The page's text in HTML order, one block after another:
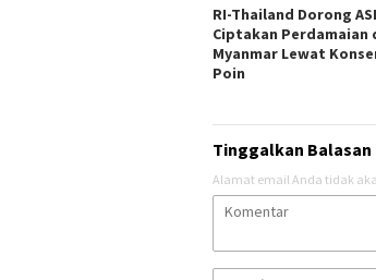
RI-Thailand Dorong
Ciptakan Perdamaian
Myanmar Lewat
Poin
Tinggalkan Balasan
Alamat email Anda tidak